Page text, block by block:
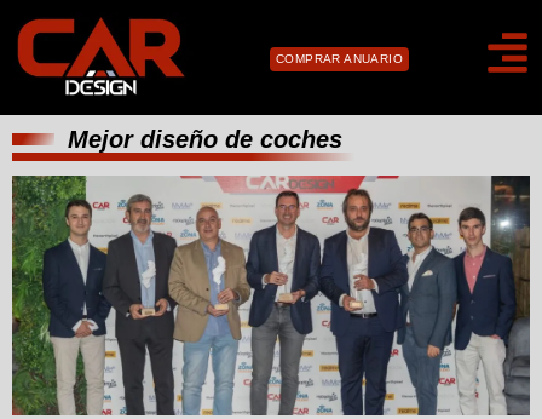
COMPRAR ANUARIO
Mejor diseño de coches